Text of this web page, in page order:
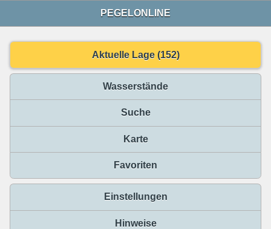
PEGELONLINE
Aktuelle Lage (152)
Wasserstände
Suche
Karte
Favoriten
Einstellungen
Hinweise